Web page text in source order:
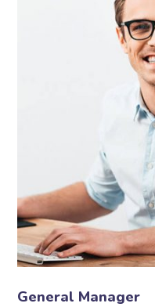
General Manager